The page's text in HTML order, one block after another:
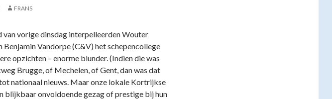
FRANS
van vorige dinsdag interpelleerden Wouter
Benjamin Vandorpe (C&V) het schepencollege
opzichten – enorme blunder. (Indien die was
Brugge, of Mechelen, of Gent, dan was dat
nationaal nieuws. Maar onze lokale Kortrijkse
blijkbaar onvoldoende gezag of prestige bij hun